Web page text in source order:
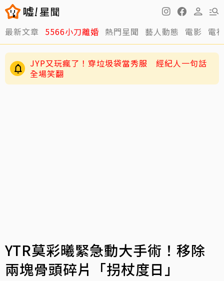
最新文章 5566小刀離婚 熱門星聞 藝人動態 電影 電
JYP又玩瘋了！穿垃圾袋當秀服 經紀人一句話
全場笑翻
YTR莫彩曦緊急動大手術！移除
兩塊骨頭碎片「拐杖度日」